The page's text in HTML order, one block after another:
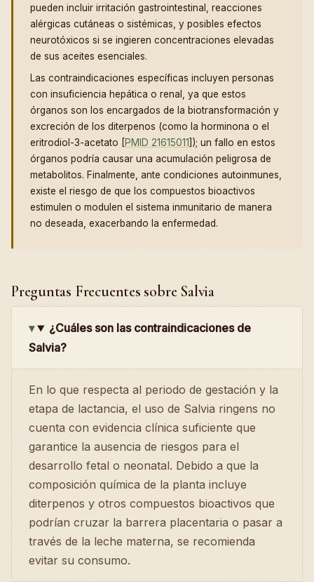
pueden incluir irritación gastrointestinal, reacciones
alérgicas cutáneas o sistémicas, y posibles efectos
neurotóxicos si se ingieren concentraciones elevadas
de sus aceites esenciales.
Las contraindicaciones específicas incluyen personas
con insuficiencia hepática o renal, ya que estos
órganos son los encargados de la biotransformación y
excreción de los diterpenos (como la horminona o el
eritrodiol-3-acetato [PMID 21615011]); un fallo en estos
órganos podría causar una acumulación peligrosa de
metabolitos. Finalmente, ante condiciones autoinmunes,
existe el riesgo de que los compuestos bioactivos
estimulen o modulen el sistema inmunitario de manera
no deseada, exacerbando la enfermedad.
Preguntas Frecuentes sobre Salvia
¿Cuáles son las contraindicaciones de
Salvia?
En lo que respecta al periodo de gestación y la
etapa de lactancia, el uso de Salvia ringens no
cuenta con evidencia clínica suficiente que
garantice la ausencia de riesgos para el
desarrollo fetal o neonatal. Debido a que la
composición química de la planta incluye
diterpenos y otros compuestos bioactivos que
podrían cruzar la barrera placentaria o pasar a
través de la leche materna, se recomienda
evitar su consumo.